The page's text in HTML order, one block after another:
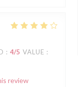
: 4/5 VALUE :
review